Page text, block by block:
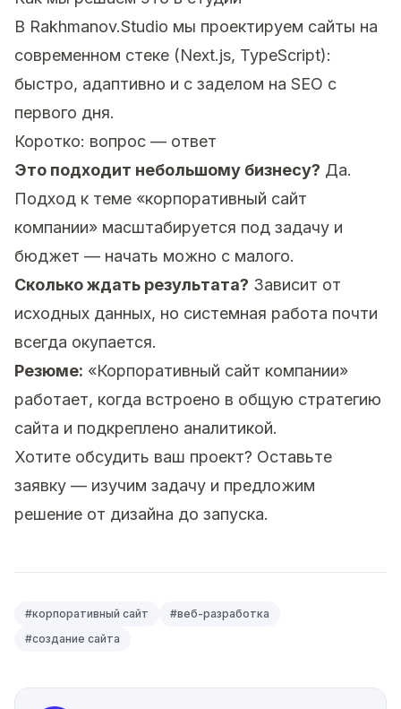
В Rakhmanov.Studio мы проектируем сайты на
современном стеке (Next.js, TypeScript):
быстро, адаптивно и с заделом на SEO с
первого дня.
Коротко: вопрос — ответ
Это подходит небольшому бизнесу? Да.
Подход к теме «корпоративный сайт
компании» масштабируется под задачу и
бюджет — начать можно с малого.
Сколько ждать результата? Зависит от
исходных данных, но системная работа почти
всегда окупается.
Резюме: «Корпоративный сайт компании»
работает, когда встроено в общую стратегию
сайта и подкреплено аналитикой.
Хотите обсудить ваш проект? Оставьте
заявку — изучим задачу и предложим
решение от дизайна до запуска.
#корпоративный сайт #веб-разработка
#создание сайта